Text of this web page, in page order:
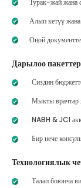
Турак-жай жана
Алып кетүү
Оңой
Дарылоо
Сиздин
Мыкты врачтар
NABH & JCI
Бир нече
Технологиялык
Талап боюнча